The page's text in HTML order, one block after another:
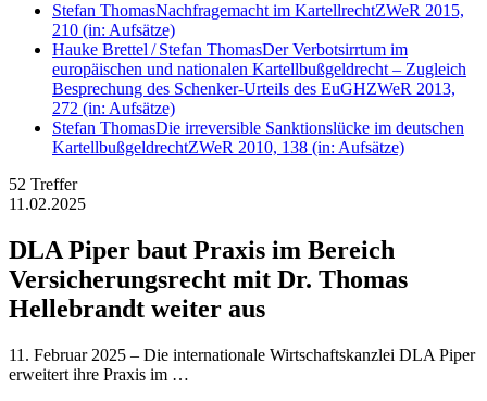
Stefan ThomasNachfragemacht im KartellrechtZWeR 2015,
210 (in: Aufsätze)
Hauke Brettel/Stefan ThomasDer Verbotsirrtum im
europäischen und nationalen Kartellbußgeldrecht – Zugleich
Besprechung des Schenker-Urteils des EuGHZWeR 2013,
272 (in: Aufsätze)
Stefan ThomasDie irreversible Sanktionslücke im deutschen
KartellbußgeldrechtZWeR 2010, 138 (in: Aufsätze)
52 Treffer
11.02.2025
DLA Piper baut Praxis im Bereich
Versicherungsrecht mit Dr. Thomas
Hellebrandt weiter aus
11. Februar 2025 – Die internationale Wirtschaftskanzlei DLA Piper
erweitert ihre Praxis im …